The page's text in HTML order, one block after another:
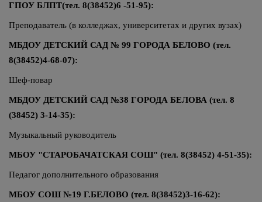
ГПОУ БЛПТ(тел. 8(38452)6 -51-95):
Преподаватель (в колледжах, университетах и других вузах)
МБДОУ ДЕТСКИЙ САД № 99 ГОРОДА БЕЛОВО (тел.
8(38452)4-68-07):
Шеф-повар
МБДОУ ДЕТСКИЙ САД №38 ГОРОДА БЕЛОВА (тел. 8
(38452) 3-14-35):
Музыкальный руководитель
МБОУ "СТАРОБАЧАТСКАЯ СОШ" (тел. 8(38452) 4-51-35):
Педагог дополнительного образования
МБОУ СОШ №19 Г.БЕЛОВО (тел. 8(38452)3-16-62):